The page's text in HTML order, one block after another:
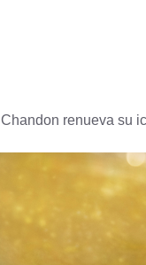
Chandon renueva su